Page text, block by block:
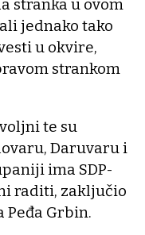
stranka u ovom
jednako tako
u okvire,
strankom
te su
Daruvaru i
ima SDP-
raditi, zaključio
Peđa Grbin.